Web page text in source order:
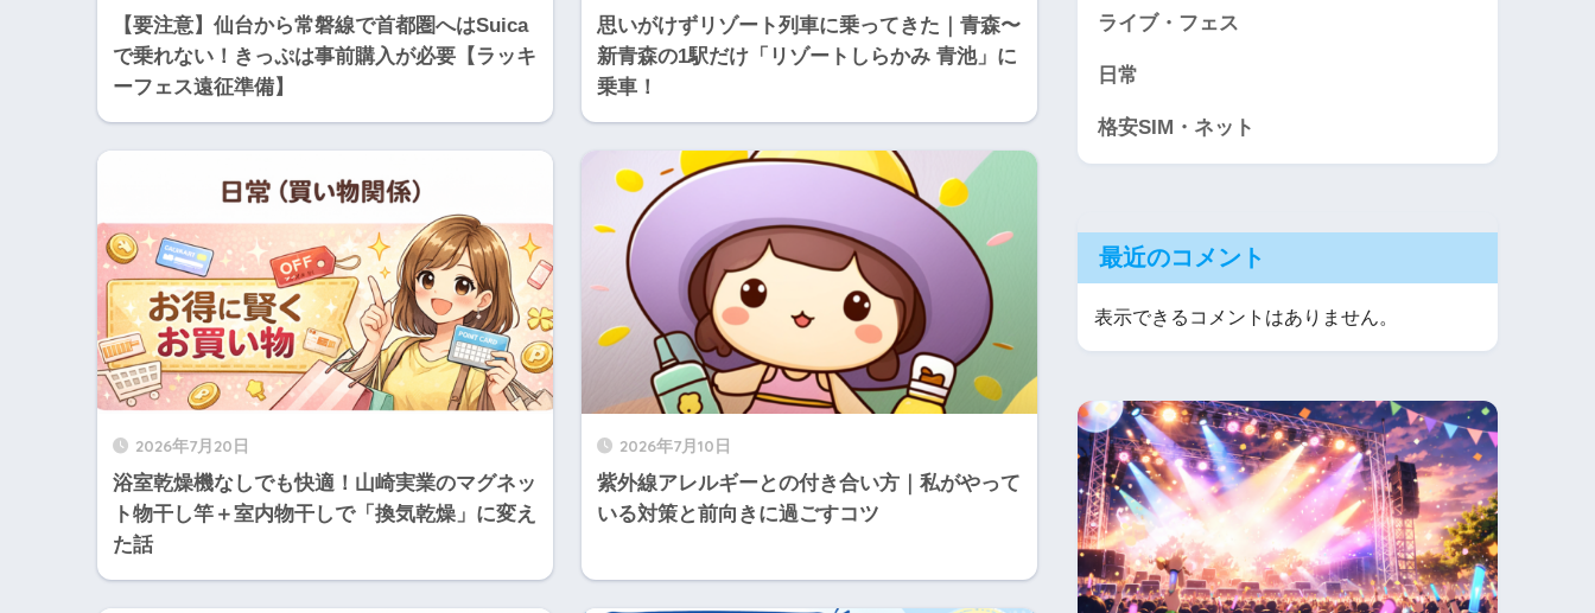
【要注意】仙台から常磐線で首都圏へはSuica
で乗れない！きっぷは事前購入が必要【ラッキ
ーフェス遠征準備】
思いがけずリゾート列車に乗ってきた｜青森〜
新青森の1駅だけ「リゾートしらかみ 青池」に
乗車！
2026年7月20日
浴室乾燥機なしでも快適！山崎実業のマグネッ
ト物干し竿＋室内物干しで「換気乾燥」に変え
た話
2026年7月10日
紫外線アレルギーとの付き合い方｜私がやって
いる対策と前向きに過ごすコツ
ライブ・フェス
日常
格安SIM・ネット
最近のコメント
表示できるコメントはありません。